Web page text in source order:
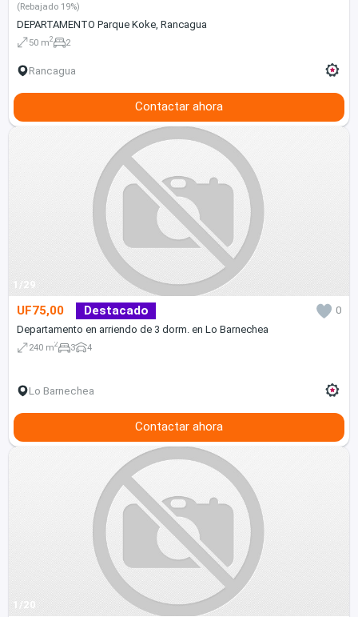
(Rebajado 19%)
DEPARTAMENTO Parque Koke, Rancagua
50 m2 2
Rancagua
Contactar ahora
1/29
UF75,00 Destacado
0
Departamento en arriendo de 3 dorm. en Lo Barnechea
240 m2 3 4
Lo Barnechea
Contactar ahora
1/20